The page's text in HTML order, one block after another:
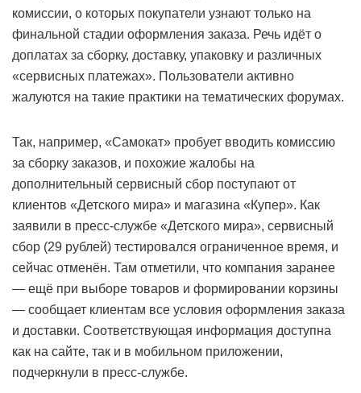
комиссии, о которых покупатели узнают только на
финальной стадии оформления заказа. Речь идёт о
доплатах за сборку, доставку, упаковку и различных
«сервисных платежах». Пользователи активно
жалуются на такие практики на тематических форумах.
Так, например, «Самокат» пробует вводить комиссию
за сборку заказов, и похожие жалобы на
дополнительный сервисный сбор поступают от
клиентов «Детского мира» и магазина «Купер». Как
заявили в пресс-службе «Детского мира», сервисный
сбор (29 рублей) тестировался ограниченное время, и
сейчас отменён. Там отметили, что компания заранее
— ещё при выборе товаров и формировании корзины
— сообщает клиентам все условия оформления заказа
и доставки. Соответствующая информация доступна
как на сайте, так и в мобильном приложении,
подчеркнули в пресс-службе.